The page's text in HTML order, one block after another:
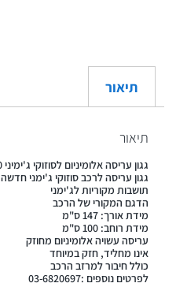
תיאור
תיאור
גגון עריסה אלומיניום לסוזוקי ג'ימיני 150X100 מ2019 ומעלה
גגון עריסה לרכב סוזוקי ג'ימני חדשה 2019+
תושבות מקוריות לג'ימני
הדגם המקורי של הרכב
מידת אורך: 147 ס"מ
מידת רוחב: 100 ס"מ
עריסה עשויה אלומיניום מחוזק
אינו מחליד, חזק במיוחד
כולל חיבור למרזב הרכב
לפרטים נוספים :03-6820697